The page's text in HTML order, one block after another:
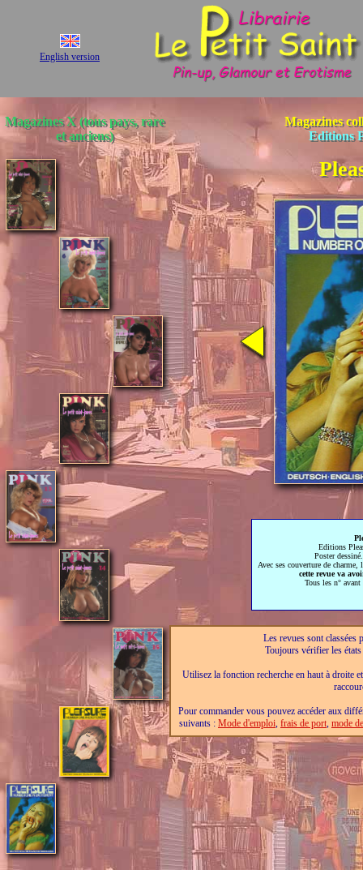
English version
Magazines X (tous pays, rare
et anciens)
Magazines
Editions
Editions
Poster
Avec ses couverture de
cette revue va
Tous les n° avant
Les revues sont classées
Toujours vérifier les
Utilisez la fonction recherche en haut à droite
Pour commander vous pouvez accéder aux
suivants : Mode d'emploi, frais de port, mode